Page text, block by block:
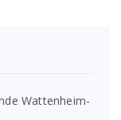
Wattenheim-